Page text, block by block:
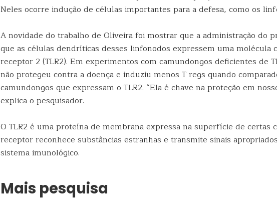
Neles ocorre indução de células importantes para a defesa, como os
A novidade do trabalho de Oliveira foi mostrar que a administração do
que as células dendríticas desses linfonodos expressem uma molécula
receptor 2 (TLR2). Em experimentos com camundongos deficientes de
não protegeu contra a doença e induziu menos T regs quando
camundongos que expressam o TLR2. “Ela é chave na proteção em
explica o pesquisador.
O TLR2 é uma proteína de membrana expressa na superfície de certas
receptor reconhece substâncias estranhas e transmite sinais
sistema imunológico.
Mais pesquisa